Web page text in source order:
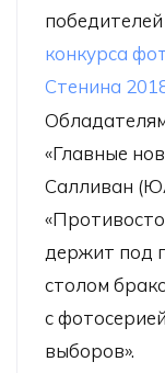
конкурса
Стенина
«Главные
Салливан
держит под
столом
с
выборов».